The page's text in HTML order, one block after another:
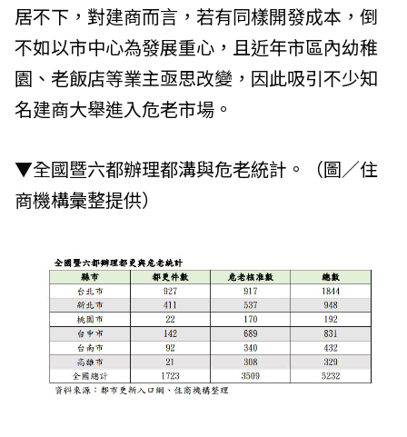
居不下，對建商而言，若有同樣開發成本，倒
不如以市中心為發展重心，且近年市區內幼稚
園、老飯店等業主亟思改變，因此吸引不少知
名建商大舉進入危老市場。
▼全國暨六都辦理都溝與危老統計。（圖／住
商機構彙整提供）